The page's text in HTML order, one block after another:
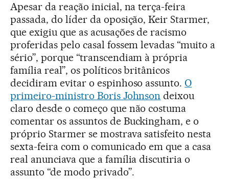
Apesar da reação inicial, na terça-feira
passada, do líder da oposição, Keir Starmer,
que exigiu que as acusações de racismo
proferidas pelo casal fossem levadas “muito a
sério”, porque “transcendiam à própria
família real”, os políticos britânicos
decidiram evitar o espinhoso assunto. O
primeiro-ministro Boris Johnson deixou
claro desde o começo que não costuma
comentar os assuntos de Buckingham, e o
próprio Starmer se mostrava satisfeito nesta
sexta-feira com o comunicado em que a casa
real anunciava que a família discutiria o
assunto “de modo privado”.